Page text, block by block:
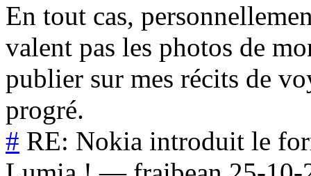
En tout cas,
valent pas les photos de
publier sur mes récits de
progré.
# RE: Nokia introduit le